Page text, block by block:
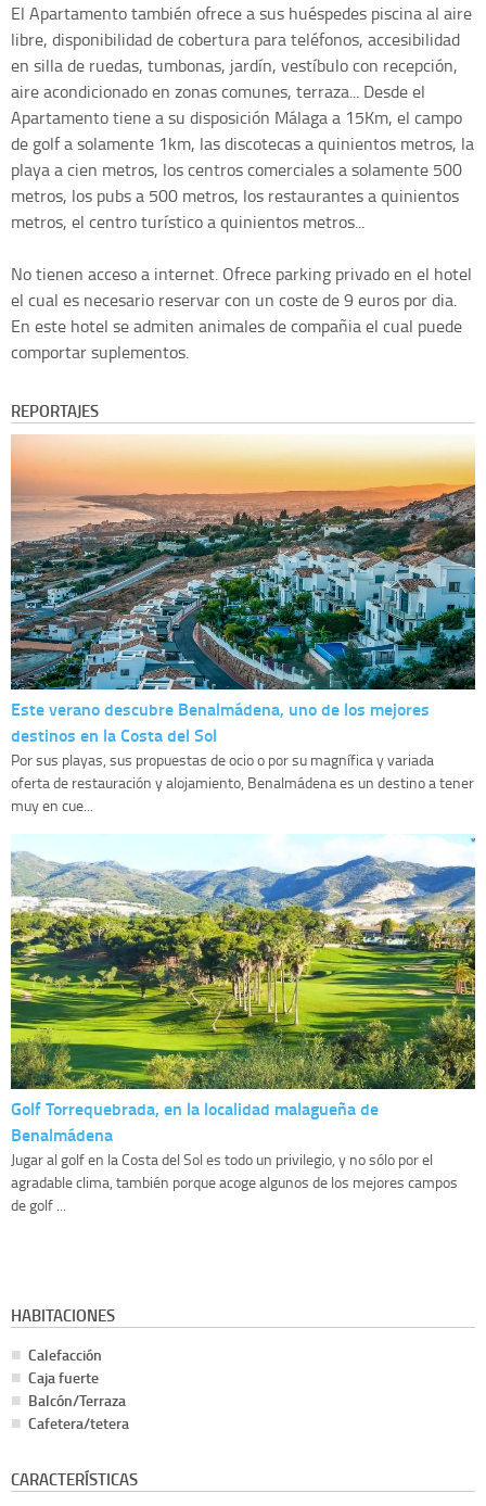
El Apartamento también ofrece a sus huéspedes piscina al aire
libre, disponibilidad de cobertura para teléfonos, accesibilidad
en silla de ruedas, tumbonas, jardín, vestíbulo con recepción,
aire acondicionado en zonas comunes, terraza... Desde el
Apartamento tiene a su disposición Málaga a 15Km, el campo
de golf a solamente 1km, las discotecas a quinientos metros, la
playa a cien metros, los centros comerciales a solamente 500
metros, los pubs a 500 metros, los restaurantes a quinientos
metros, el centro turístico a quinientos metros...
No tienen acceso a internet. Ofrece parking privado en el hotel
el cual es necesario reservar con un coste de 9 euros por dia.
En este hotel se admiten animales de compañia el cual puede
comportar suplementos.
REPORTAJES
Este verano descubre Benalmádena, uno de los mejores
destinos en la Costa del Sol
Por sus playas, sus propuestas de ocio o por su magnífica y variada
oferta de restauración y alojamiento, Benalmádena es un destino a tener
muy en cue...
Golf Torrequebrada, en la localidad malagueña de
Benalmádena
Jugar al golf en la Costa del Sol es todo un privilegio, y no sólo por el
agradable clima, también porque acoge algunos de los mejores campos
de golf ...
HABITACIONES
Calefacción
Caja fuerte
Balcón/Terraza
Cafetera/tetera
CARACTERÍSTICAS